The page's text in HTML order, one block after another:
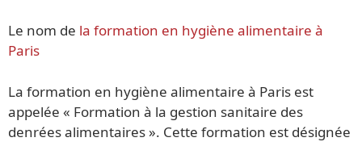
Le nom de la formation en hygiène alimentaire à
Paris
La formation en hygiène alimentaire à Paris est
appelée « Formation à la gestion sanitaire des
denrées alimentaires ». Cette formation est désignée